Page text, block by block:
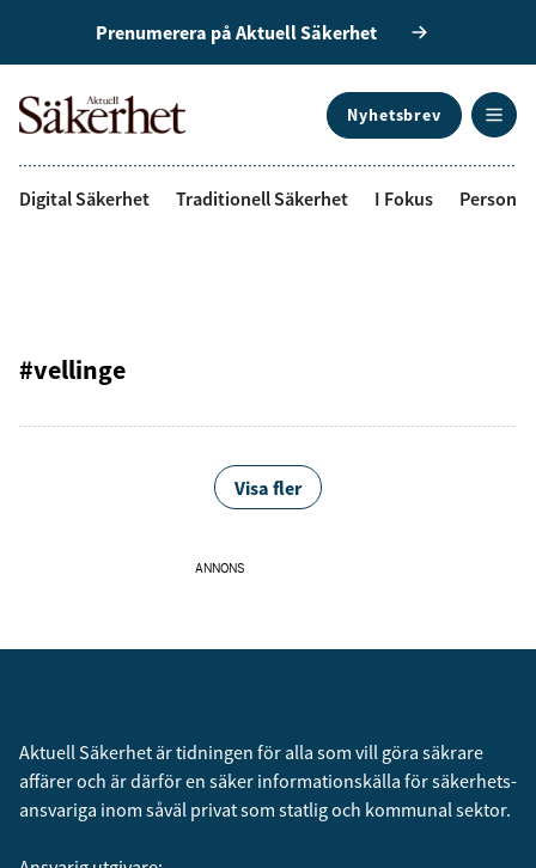
Prenumerera på Aktuell Säkerhet
Nyhetsbrev
Digital Säkerhet Traditionell Säkerhet I Fokus
#vellinge
Visa fler
ANNONS
Aktuell Säkerhet är tidningen för alla som vill göra säkrare
affärer och är därför en säker informationskälla för säkerhets­
ansvariga inom såväl privat som statlig och kommunal sektor.